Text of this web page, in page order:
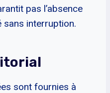
pas l’absence
sans interruption.
sont fournies à